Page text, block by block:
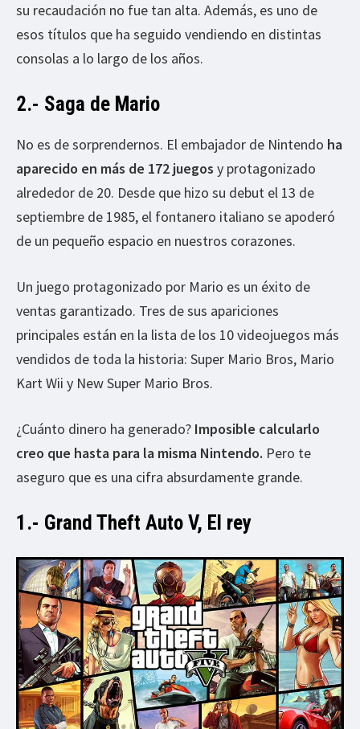
su recaudación no fue tan alta. Además, es uno de
esos títulos que ha seguido vendiendo en distintas
consolas a lo largo de los años.
2.- Saga de Mario
No es de sorprendernos. El embajador de Nintendo ha
aparecido en más de 172 juegos y protagonizado
alrededor de 20. Desde que hizo su debut el 13 de
septiembre de 1985, el fontanero italiano se apoderó
de un pequeño espacio en nuestros corazones.
Un juego protagonizado por Mario es un éxito de
ventas garantizado. Tres de sus apariciones
principales están en la lista de los 10 videojuegos más
vendidos de toda la historia: Super Mario Bros, Mario
Kart Wii y New Super Mario Bros.
¿Cuánto dinero ha generado? Imposible calcularlo
creo que hasta para la misma Nintendo. Pero te
aseguro que es una cifra absurdamente grande.
1.- Grand Theft Auto V, El rey